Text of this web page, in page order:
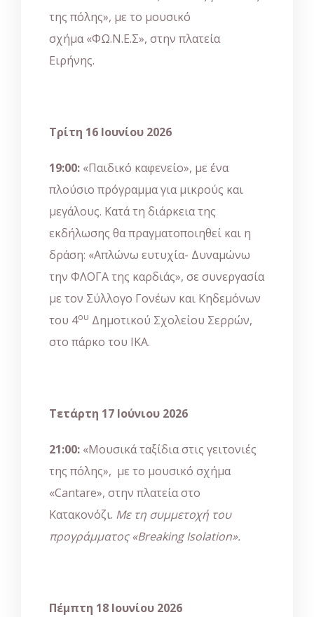
της πόλης», με το μουσικό
σχήμα «ΦΩ.Ν.Ε.Σ», στην πλατεία
Ειρήνης.
Τρίτη 16 Ιουνίου 2026
19:00: «Παιδικό καφενείο», με ένα
πλούσιο πρόγραμμα για μικρούς και
μεγάλους. Κατά τη διάρκεια της
εκδήλωσης θα πραγματοποιηθεί και η
δράση: «Απλώνω ευτυχία- Δυναμώνω
την ΦΛΟΓΑ της καρδιάς», σε συνεργασία
με τον Σύλλογο Γονέων και Κηδεμόνων
του 4ου Δημοτικού Σχολείου Σερρών,
στο πάρκο του ΙΚΑ.
Τετάρτη 17 Ιούνιου 2026
21:00: «Μουσικά ταξίδια στις γειτονιές
της πόλης», με το μουσικό σχήμα
«Cantare», στην πλατεία στο
Κατακονόζι. Με τη συμμετοχή του
προγράμματος «Βreaking Ιsolation».
Πέμπτη 18 Ιουνίου 2026